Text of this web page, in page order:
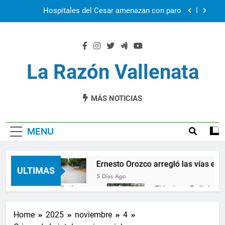
Ernesto Orozco arregló las vías en Chiriquí
El Cesar en la feria Colombia Son las Regiones
La Razón Vallenata
MÁS NOTICIAS
MENU
ULTIMAS
Ernesto Orozco arregló las vías en
5 Días Ago
en Valledupar Ejército y Policía se
cupos de crédito
Home 2025 noviembre
4